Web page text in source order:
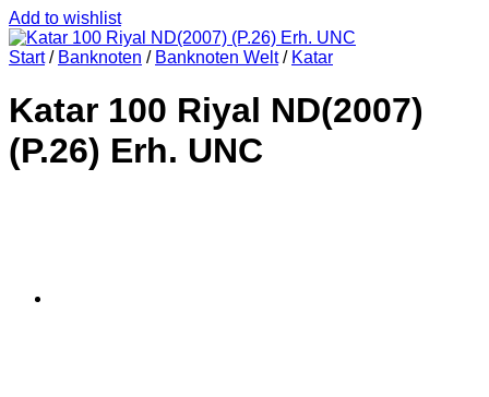
Add to wishlist
Start / Banknoten / Banknoten Welt / Katar
Katar 100 Riyal ND(2007)
(P.26) Erh. UNC